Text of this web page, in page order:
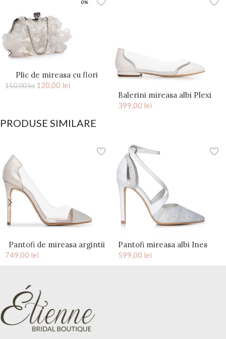
0%
Plic de mireasa cu flori
saten Ivory Kiss
150,00lei 120,00 lei
Balerini mireasa albi Plexi
399,00 lei
PRODUSE SIMILARE
Pantofi de mireasa argintii
flower print Plexi
749,00 lei
Pantofi mireasa albi Ines
599,00 lei